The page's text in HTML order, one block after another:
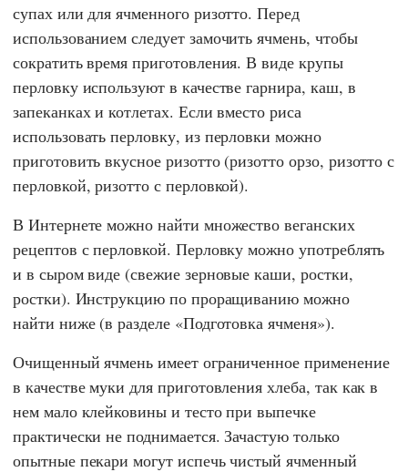
супах или для ячменного ризотто. Перед
использованием следует замочить ячмень, чтобы
сократить время приготовления. В виде крупы
перловку используют в качестве гарнира, каш, в
запеканках и котлетах. Если вместо риса
использовать перловку, из перловки можно
приготовить вкусное ризотто (ризотто орзо, ризотто с
перловкой, ризотто с перловкой).
В Интернете можно найти множество веганских
рецептов с перловкой. Перловку можно употреблять
и в сыром виде (свежие зерновые каши, ростки,
ростки). Инструкцию по проращиванию можно
найти ниже (в разделе «Подготовка ячменя»).
Очищенный ячмень имеет ограниченное применение
в качестве муки для приготовления хлеба, так как в
нем мало клейковины и тесто при выпечке
практически не поднимается. Зачастую только
опытные пекари могут испечь чистый ячменный